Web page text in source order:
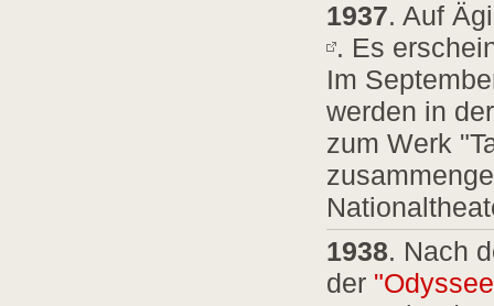
1937. Auf
. Es
Im
werden in
zum Werk
1938. Nach
der